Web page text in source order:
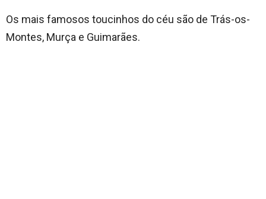
Os mais famosos toucinhos do céu são de Trás-os-
Montes, Murça e Guimarães.